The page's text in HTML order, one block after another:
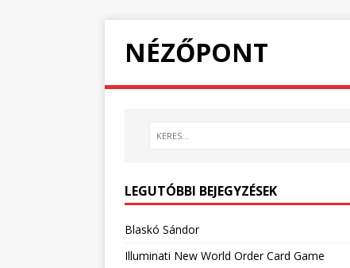
NÉZŐPONT
LEGUTÓBBI BEJEGYZÉSEK
Blaskó Sándor
Illuminati New World Order Card Game